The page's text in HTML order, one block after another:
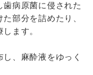
歯病原菌に侵された
部分を詰めたり、
ます。
、麻酔液をゆっく